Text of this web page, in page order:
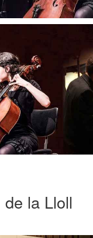
la Lloll